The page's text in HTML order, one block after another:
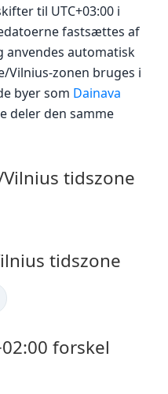
til UTC+03:00 i
fastsættes af
anvendes automatisk
Vilnius-zonen bruges i
byer som Dainava
deler den samme
tidszone
tidszone
forskel